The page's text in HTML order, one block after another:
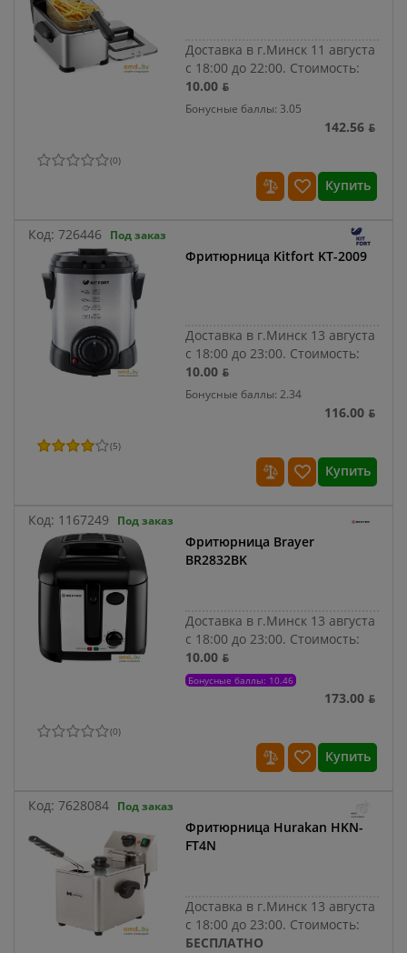
Доставка в г.Минск 11 августа
с 18:00 до 22:00. Стоимость:
10.00 ƃ
Бонусные баллы: 3.05
142.56 ƃ
(0)
Купить
Код: 726446 Под заказ
Фритюрница Kitfort KT-2009
Доставка в г.Минск 13 августа
с 18:00 до 23:00. Стоимость:
10.00 ƃ
Бонусные баллы: 2.34
116.00 ƃ
(5)
Купить
Код: 1167249 Под заказ
Фритюрница Brayer
BR2832BK
Доставка в г.Минск 13 августа
с 18:00 до 23:00. Стоимость:
10.00 ƃ
Бонусные баллы: 10.46
173.00 ƃ
(0)
Купить
Код: 7628084 Под заказ
Фритюрница Hurakan HKN-
FT4N
Доставка в г.Минск 13 августа
с 18:00 до 23:00. Стоимость:
БЕСПЛАТНО